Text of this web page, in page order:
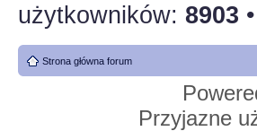
użytkowników: 8903
Strona główna forum
Przyjazne